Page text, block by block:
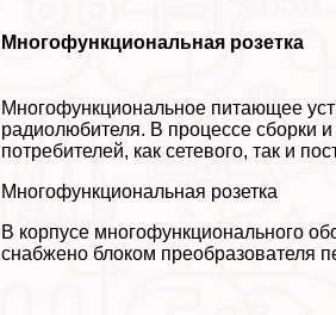
Многофункциональная розетка
Многофункциональное питающее
радиолюбителя. В процессе сборки
потребителей, как сетевого, так и
Многофункциональная розетка
В корпусе многофункционального
снабжено блоком преобразователя